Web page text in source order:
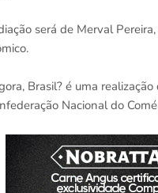
será de Merval
Brasil? é uma
Nacional do